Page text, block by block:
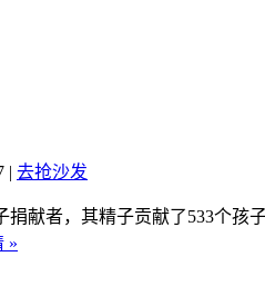
| 去抢沙发
捐献者，其精子贡献了533个
»